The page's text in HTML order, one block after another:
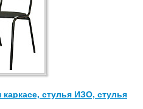
стулья ИЗО, стулья